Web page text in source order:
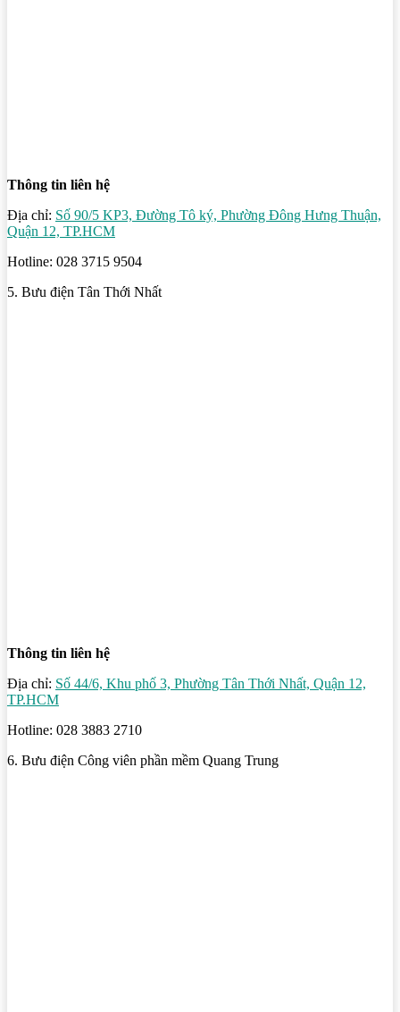
Thông tin liên hệ
Địa chỉ: Số 90/5 KP3, Đường Tô ký, Phường Đông Hưng Thuận,
Quận 12, TP.HCM
Hotline: 028 3715 9504
5. Bưu điện Tân Thới Nhất
Thông tin liên hệ
Địa chỉ: Số 44/6, Khu phố 3, Phường Tân Thới Nhất, Quận 12,
TP.HCM
Hotline: 028 3883 2710
6. Bưu điện Công viên phần mềm Quang Trung